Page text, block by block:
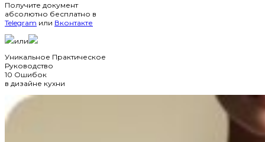
Получите документ
абсолютно бесплатно в
Telegram или Вконтакте
или
Уникальное Практическое
Руководство
10 Ошибок
в дизайне кухни